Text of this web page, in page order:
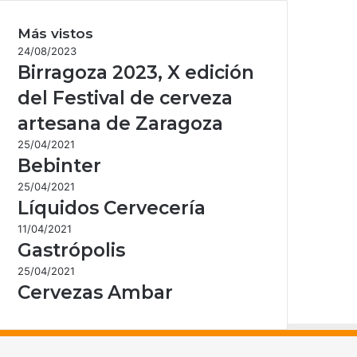
Más vistos
24/08/2023
Birragoza 2023, X edición
del Festival de cerveza
artesana de Zaragoza
25/04/2021
Bebinter
25/04/2021
Líquidos Cervecería
11/04/2021
Gastrópolis
25/04/2021
Cervezas Ambar